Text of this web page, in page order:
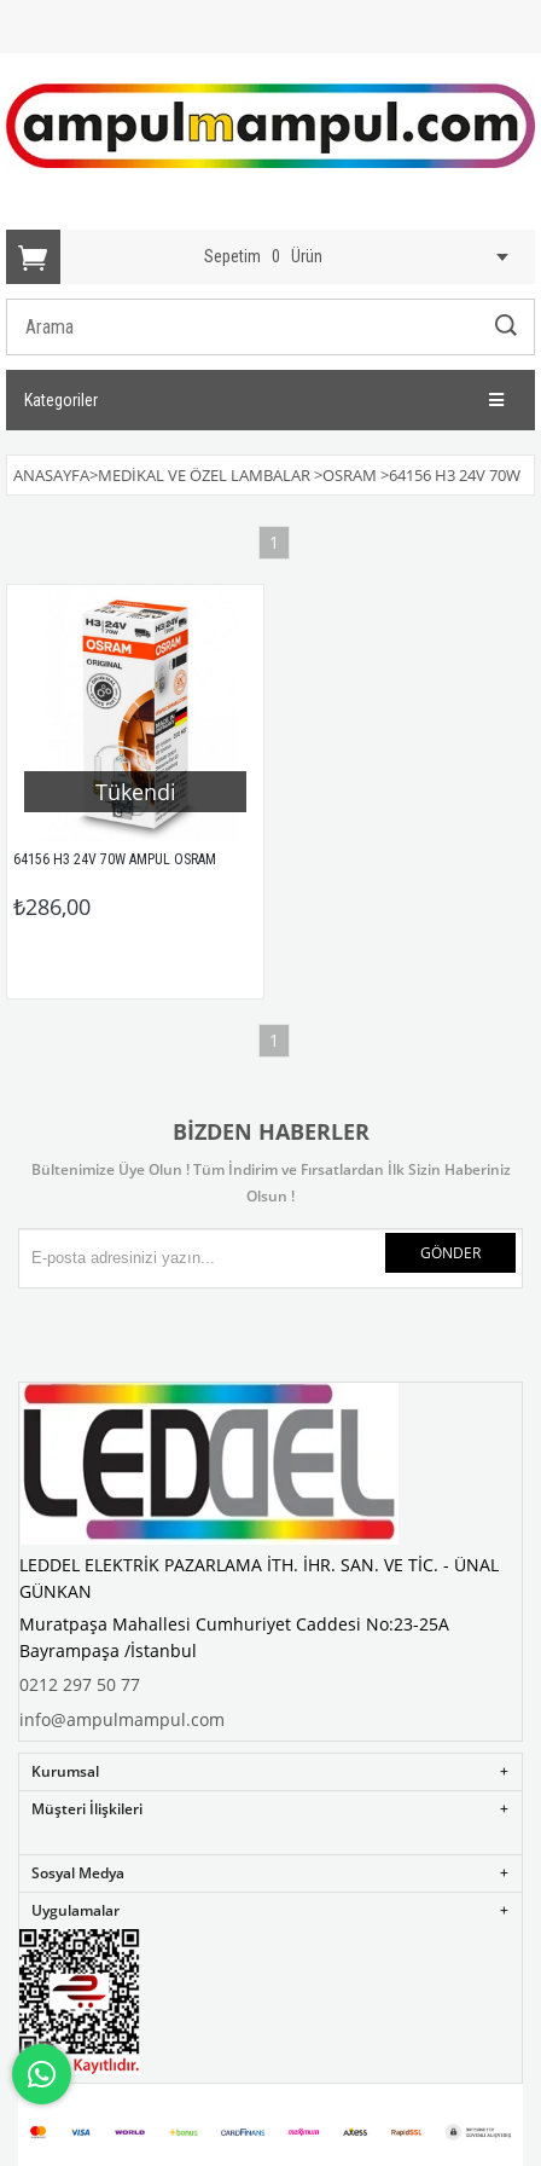
Sepetim 0 Ürün
Kategoriler
ANASAYFA>MEDİKAL VE ÖZEL LAMBALAR>OSRAM >64156 H3 24V 70W
1
Tükendi
64156 H3 24V 70W AMPUL OSRAM
₺286,00
1
BIZDEN HABERLER
Bültenimize Üye Olun ! Tüm İndirim ve Fırsatlardan İlk Sizin Haberiniz
Olsun !
GÖNDER
LEDDEL ELEKTRİK PAZARLAMA İTH. İHR. SAN. VE TİC. - ÜNAL
GÜNKAN
Muratpaşa Mahallesi Cumhuriyet Caddesi No:23-25A
Bayrampaşa /İstanbul
0212 297 50 77
info@ampulmampul.com
Kurumsal
Müşteri İlişkileri
Sosyal Medya
Uygulamalar